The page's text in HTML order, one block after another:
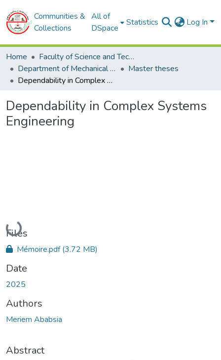
Communities &
Collections
All of
DSpace
Statistics Log In
Home
Faculty of Science and Technology
Department of Mechanical Engineering
Master theses
Dependability in Complex Systems Engineering
Dependability in Complex Systems
Engineering
Loading...
Files
Mémoire.pdf(3.72 MB)
Date
2025
Authors
Meriem Ababsia
Abstract